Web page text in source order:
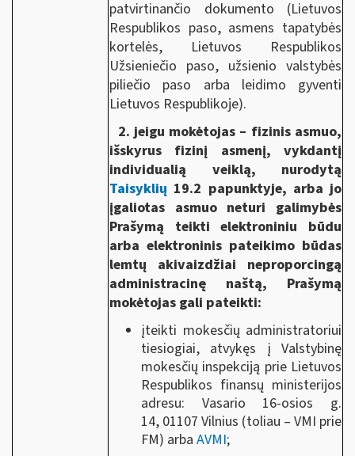
patvirtinančio dokumento (Lietuvos
Respublikos paso, asmens tapatybės
kortelės, Lietuvos Respublikos
Užsieniečio paso, užsienio valstybės
piliečio paso arba leidimo gyventi
Lietuvos Respublikoje).
2. jeigu mokėtojas – fizinis asmuo,
išskyrus fizinį asmenį, vykdantį
individualią veiklą, nurodytą
Taisyklių 19.2 papunktyje, arba jo
įgaliotas asmuo neturi galimybės
Prašymą teikti elektroniniu būdu
arba elektroninis pateikimo būdas
lemtų akivaizdžiai neproporcingą
administracinę naštą, Prašymą
mokėtojas gali pateikti:
įteikti mokesčių administratoriui
tiesiogiai, atvykęs į Valstybinę
mokesčių inspekciją prie Lietuvos
Respublikos finansų ministerijos
adresu: Vasario 16-osios g.
14, 01107 Vilnius (toliau ‒ VMI prie
FM) arba AVMI;